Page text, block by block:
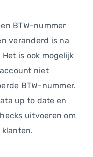
BTW-nummer
veranderd is na
is ook mogelijk
niet
BTW-nummer.
up to date en
uitvoeren om